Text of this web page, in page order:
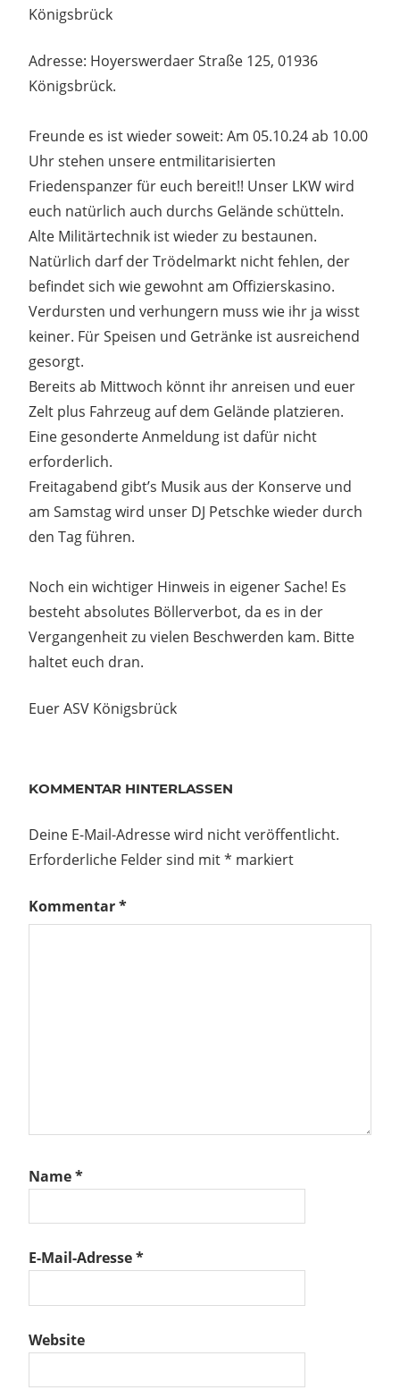
Königsbrück
Adresse: Hoyerswerdaer Straße 125, 01936
Königsbrück.
Freunde es ist wieder soweit: Am 05.10.24 ab 10.00
Uhr stehen unsere entmilitarisierten
Friedenspanzer für euch bereit!! Unser LKW wird
euch natürlich auch durchs Gelände schütteln.
Alte Militärtechnik ist wieder zu bestaunen.
Natürlich darf der Trödelmarkt nicht fehlen, der
befindet sich wie gewohnt am Offizierskasino.
Verdursten und verhungern muss wie ihr ja wisst
keiner. Für Speisen und Getränke ist ausreichend
gesorgt.
Bereits ab Mittwoch könnt ihr anreisen und euer
Zelt plus Fahrzeug auf dem Gelände platzieren.
Eine gesonderte Anmeldung ist dafür nicht
erforderlich.
Freitagabend gibt’s Musik aus der Konserve und
am Samstag wird unser DJ Petschke wieder durch
den Tag führen.
Noch ein wichtiger Hinweis in eigener Sache! Es
besteht absolutes Böllerverbot, da es in der
Vergangenheit zu vielen Beschwerden kam. Bitte
haltet euch dran.
Euer ASV Königsbrück
Beitragsnavigation
Leipzig am
15.
2024
KOMMENTAR HINTERLASSEN
Deine E-Mail-Adresse wird nicht veröffentlicht.
Erforderliche Felder sind mit* markiert
Kommentar*
Name*
E-Mail-Adresse*
Website